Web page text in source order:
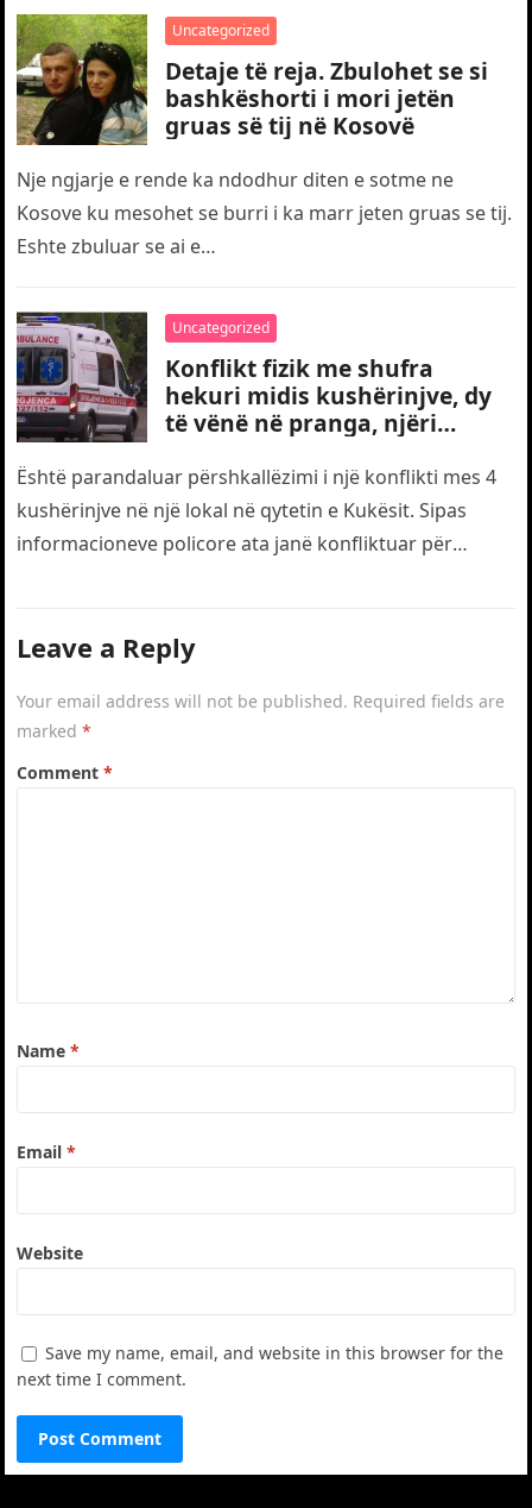
Uncategorized
Detaje të reja. Zbulohet se si
bashkëshorti i mori jetën
gruas së tij në Kosovë
Nje ngjarje e rende ka ndodhur diten e sotme ne
Kosove ku mesohet se burri i ka marr jeten gruas se tij.
Eshte zbuluar se ai e…
Uncategorized
Konflikt fizik me shufra
hekuri midis kushërinjve, dy
të vënë në pranga, njëri
drejt traumës
Është parandaluar përshkallëzimi i një konflikti mes 4
kushërinjve në një lokal në qytetin e Kukësit. Sipas
informacioneve policore ata janë konfliktuar për
Leave a Reply
Your email address will not be published. Required fields are
marked*
Comment*
Name*
Email*
Website
Save my name, email, and website in this browser for the
next time I comment.